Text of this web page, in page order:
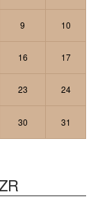
9 10
16 17
23 24
30 31